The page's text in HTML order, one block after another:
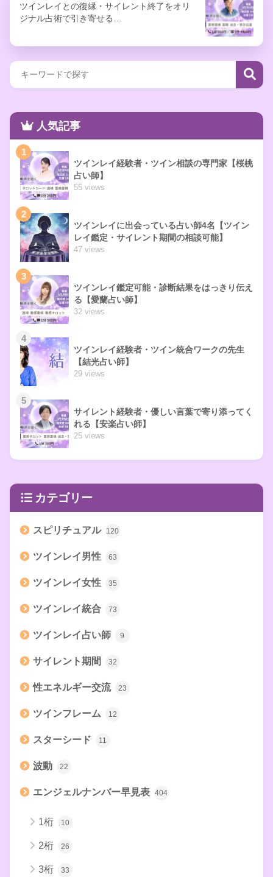
ツインレイとの復縁・サイレント終了をオリ
ジナル占術で引き寄せる…
人気記事
1
ツインレイ経験者・ツイン相談の専門家【桜桃
占い師】
55 views
2
ツインレイに出会っている占い師4名【ツイン
レイ鑑定・サイレント期間の相談可能】
47 views
3
ツインレイ鑑定可能・診断結果をはっきり伝え
る【愛蘭占い師】
32 views
4
ツインレイ経験者・ツイン統合ワークの先生
【結光占い師】
29 views
5
サイレント経験者・優しい言葉で寄り添ってく
れる【安楽占い師】
25 views
カテゴリー
スピリチュアル 120
ツインレイ男性 63
ツインレイ女性 35
ツインレイ統合 73
ツインレイ占い師 9
サイレント期間 32
性エネルギー交流 23
ツインフレーム 12
スターシード 11
波動 22
エンジェルナンバー早見表 404
1桁 10
2桁 26
3桁 33